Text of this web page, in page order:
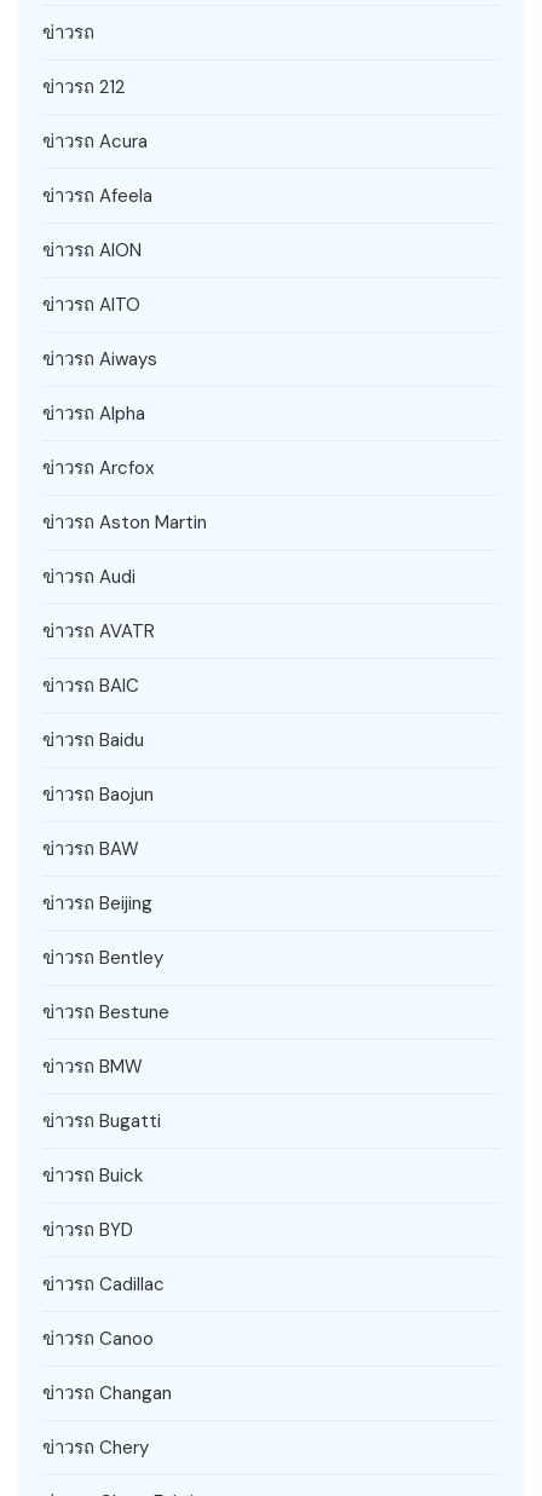
ข่าวรถ
ข่าวรถ 212
ข่าวรถ Acura
ข่าวรถ Afeela
ข่าวรถ AION
ข่าวรถ AITO
ข่าวรถ Aiways
ข่าวรถ Alpha
ข่าวรถ Arcfox
ข่าวรถ Aston Martin
ข่าวรถ Audi
ข่าวรถ AVATR
ข่าวรถ BAIC
ข่าวรถ Baidu
ข่าวรถ Baojun
ข่าวรถ BAW
ข่าวรถ Beijing
ข่าวรถ Bentley
ข่าวรถ Bestune
ข่าวรถ BMW
ข่าวรถ Bugatti
ข่าวรถ Buick
ข่าวรถ BYD
ข่าวรถ Cadillac
ข่าวรถ Canoo
ข่าวรถ Changan
ข่าวรถ Chery